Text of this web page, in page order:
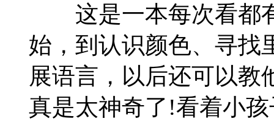
这是一本每次看都
始，到认识颜色、寻找
展语言，以后还可以教
真是太神奇了!看着小